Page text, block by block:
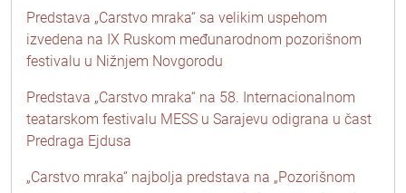
Predstava „Carstvo mraka“ sa velikim uspehom
izvedena na IX Ruskom međunarodnom pozorišnom
festivalu u Nižnjem Novgorodu
Predstava „Carstvo mraka“ na 58. Internacionalnom
teatarskom festivalu MESS u Sarajevu odigrana u čast
Predraga Ejdusa
„Carstvo mraka“ najbolja predstava na „Pozorišnom